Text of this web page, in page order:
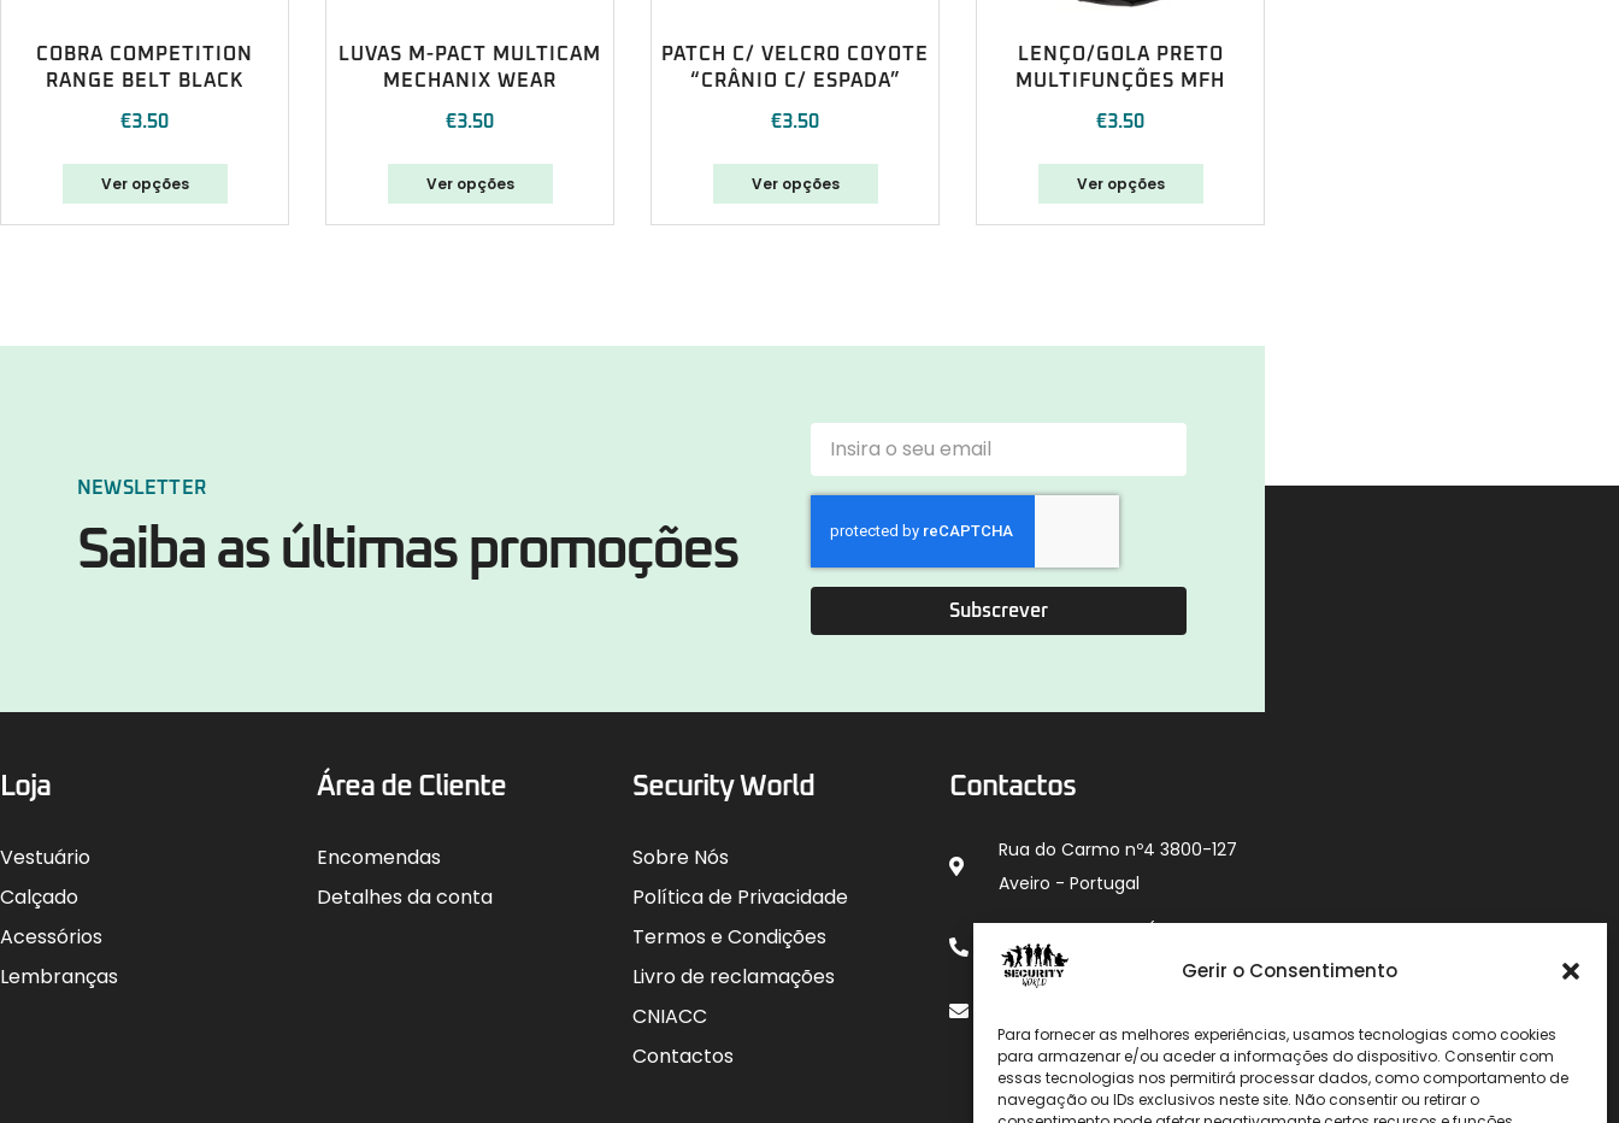
Gerir o Consentimento
Para fornecer as melhores experiências, usamos tecnologias como cookies
para armazenar e/ou aceder a informações do dispositivo. Consentir com
essas tecnologias nos permitirá processar dados, como comportamento de
navegação ou IDs exclusivos neste site. Não consentir ou retirar o
COBRA COMPETITION
RANGE BELT BLACK
€3.50
Ver opções
LUVAS M-PACT MULTICAM
MECHANIX WEAR
€3.50
Ver opções
PATCH C/ VELCRO COYOTE
“CRÂNIO C/ ESPADA”
€3.50
Ver opções
LENÇO/GOLA PRETO
MULTIFUNÇÕES MFH
€3.50
Ver opções
NEWSLETTER
Saiba as últimas promoções
Subscrever
Loja
Vestuário
Calçado
Acessórios
Lembranças
Área de Cliente
Encomendas
Detalhes da conta
Security World
Sobre Nós
Política de Privacidade
Termos e Condições
Livro de reclamações
CNIACC
Contactos
Contactos
Rua do Carmo nº4 3800-127
Aveiro - Portugal
912 009 740 (Chamada
para rede móvel nacional)